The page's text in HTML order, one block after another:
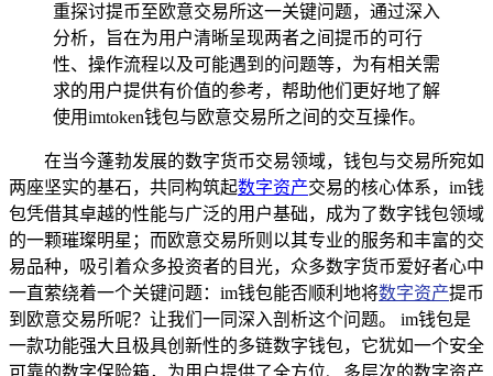
重探讨提币至欧意交易所这一关键问题，通过深入
分析，旨在为用户清晰呈现两者之间提币的可行
性、操作流程以及可能遇到的问题等，为有相关需
求的用户提供有价值的参考，帮助他们更好地了解
使用imtoken钱包与欧意交易所之间的交互操作。
在当今蓬勃发展的数字货币交易领域，钱包与交易所宛如
两座坚实的基石，共同构筑起数字资产交易的核心体系，im钱
包凭借其卓越的性能与广泛的用户基础，成为了数字钱包领域
的一颗璀璨明星；而欧意交易所则以其专业的服务和丰富的交
易品种，吸引着众多投资者的目光，众多数字货币爱好者心中
一直萦绕着一个关键问题：im钱包能否顺利地将数字资产提币
到欧意交易所呢？让我们一同深入剖析这个问题。 im钱包是
一款功能强大且极具创新性的多链数字钱包，它犹如一个安全
可靠的数字保险箱，为用户提供了全方位、多层次的数字资产